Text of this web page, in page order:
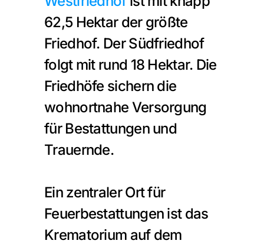
62,5 Hektar der größte
Friedhof. Der Südfriedhof
folgt mit rund 18 Hektar. Die
Friedhöfe sichern die
wohnortnahe Versorgung
für Bestattungen und
Trauernde.
Ein zentraler Ort für
Feuerbestattungen ist das
Krematorium auf dem